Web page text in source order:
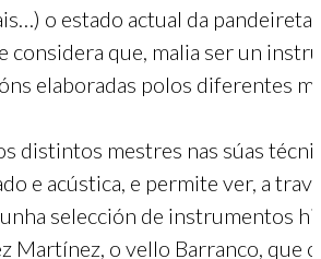
o estado actual da pandeireta
considera que, malia ser un
elaboradas polos diferentes
distintos mestres nas súas
e acústica, e permite ver, a
selección de instrumentos
Martínez, o vello Barranco, que